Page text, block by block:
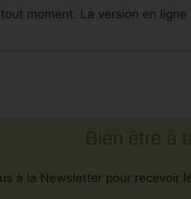
moment. La version en
Bien être à
à la Newsletter pour recevoir